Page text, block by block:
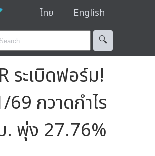
ไทย English
🔍︎
ระเบิดฟอร์ม!
69 กวาดกำไร
. พุ่ง 27.76%